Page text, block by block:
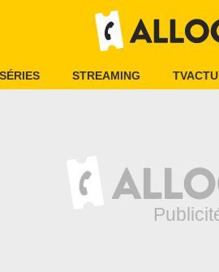
SÉRIES STREAMING TVACTU